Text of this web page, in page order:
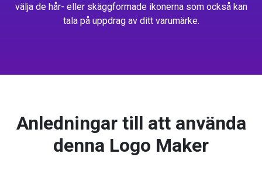
välja de hår- eller skäggformade ikonerna som också kan
tala på uppdrag av ditt varumärke.
Anledningar till att använda
denna Logo Maker